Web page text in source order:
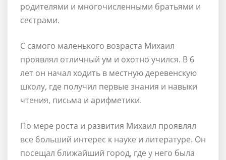
родителями и многочисленными братьями и
сестрами.
С самого маленького возраста Михаил
проявлял отличный ум и охотно учился. В 6
лет он начал ходить в местную деревенскую
школу, где получил первые знания и навыки
чтения, письма и арифметики.
По мере роста и развития Михаил проявлял
все больший интерес к науке и литературе. Он
посещал ближайший город, где у него была